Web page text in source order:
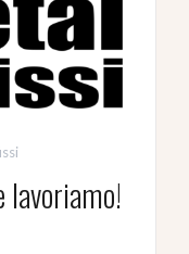
lavoriamo!